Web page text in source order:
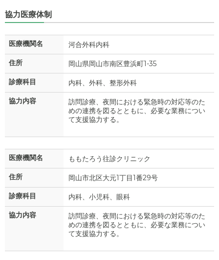
協力医療体制
医療機関名 河合外科内科
住所 岡山県岡山市南区豊浜町1-35
診療科目 内科、外科、整形外科
協力内容
訪問診療、夜間における緊急時の対応等のた
めの連携を図るとともに、必要な業務につい
て支援協力する。
医療機関名 ももたろう往診クリニック
住所 岡山市北区大元1丁目1番29号
診療科目 内科、小児科、眼科
協力内容
訪問診療、夜間における緊急時の対応等のた
めの連携を図るとともに、必要な業務につい
て支援協力する。